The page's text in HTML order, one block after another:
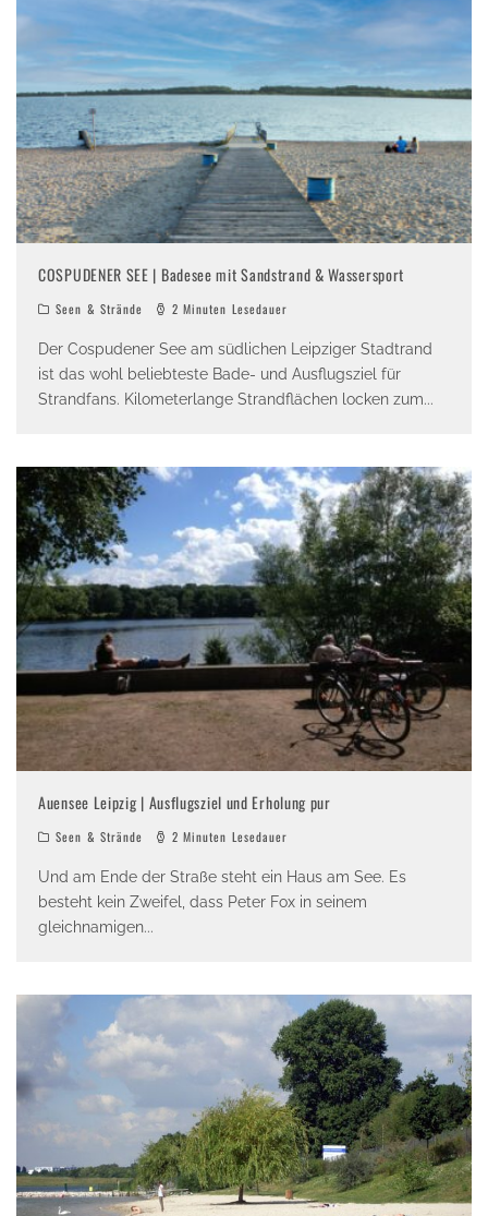
COSPUDENER SEE | Badesee mit Sandstrand & Wassersport
Seen & Strände 2 Minuten Lesedauer
Der Cospudener See am südlichen Leipziger Stadtrand
ist das wohl beliebteste Bade- und Ausflugsziel für
Strandfans. Kilometerlange Strandflächen locken zum...
Auensee Leipzig | Ausflugsziel und Erholung pur
Seen & Strände 2 Minuten Lesedauer
Und am Ende der Straße steht ein Haus am See. Es
besteht kein Zweifel, dass Peter Fox in seinem
gleichnamigen...